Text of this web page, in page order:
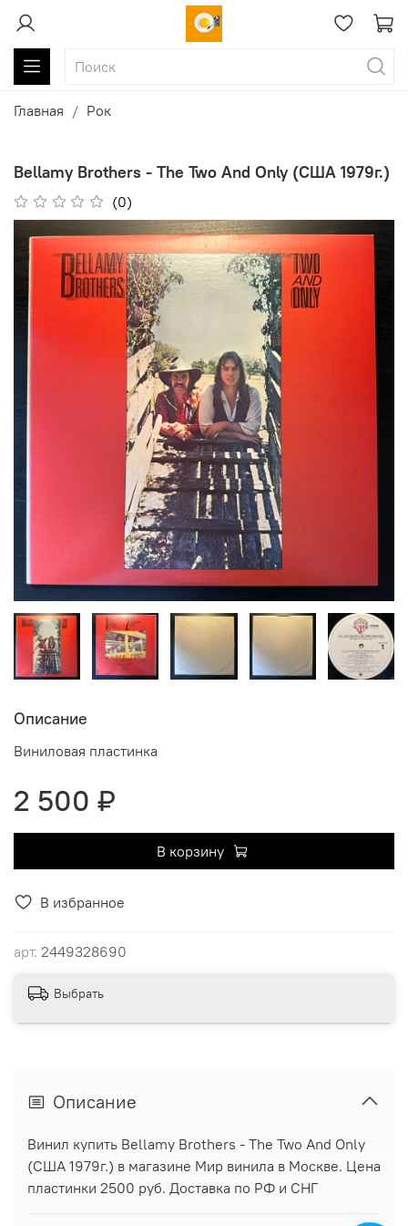
Главная Рок
Bellamy Brothers - The Two And Only (США 1979г.)
(0)
В избранное
арт. 2449328690
Описание
Виниловая пластинка
2 500 ₽
В корзину
Выбрать
Описание
Винил купить Bellamy Brothers - The Two And Only
(США 1979г.) в магазине Мир винила в Москве. Цена
пластинки 2500 руб. Доставка по РФ и СНГ